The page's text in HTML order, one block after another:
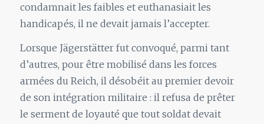
condamnait les faibles et euthanasiait les
handicapés, il ne devait jamais l’accepter.
Lorsque Jägerstätter fut convoqué, parmi tant
d’autres, pour être mobilisé dans les forces
armées du Reich, il désobéit au premier devoir
de son intégration militaire : il refusa de prêter
le serment de loyauté que tout soldat devait